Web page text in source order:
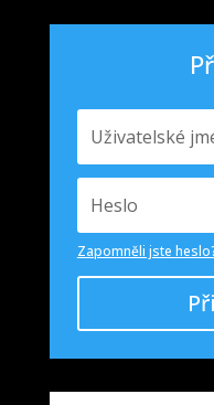
Zapomněli jste